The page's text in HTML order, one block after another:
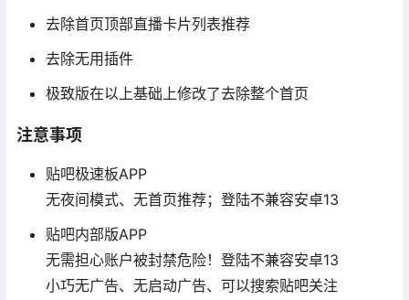
去除首页顶部直播卡片列表推荐
去除无用插件
极致版在以上基础上修改了去除整个首页
注意事项
贴吧极速板APP
无夜间模式、无首页推荐；登陆不兼容安卓13
贴吧内部版APP
无需担心账户被封禁危险！登陆不兼容安卓13
小巧无广告、无启动广告、可以搜索贴吧关注